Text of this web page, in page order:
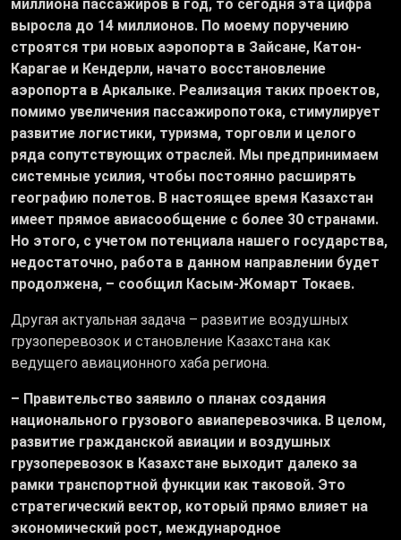
миллиона пассажиров в год, то сегодня эта цифра
выросла до 14 миллионов. По моему поручению
строятся три новых аэропорта в Зайсане, Катон-
Карагае и Кендерли, начато восстановление
аэропорта в Аркалыке. Реализация таких проектов,
помимо увеличения пассажиропотока, стимулирует
развитие логистики, туризма, торговли и целого
ряда сопутствующих отраслей. Мы предпринимаем
системные усилия, чтобы постоянно расширять
географию полетов. В настоящее время Казахстан
имеет прямое авиасообщение c более 30 странами.
Но этого, с учетом потенциала нашего государства,
недостаточно, работа в данном направлении будет
продолжена, – сообщил Касым-Жомарт Токаев.
Другая актуальная задача – развитие воздушных
грузоперевозок и становление Казахстана как
ведущего авиационного хаба региона.
– Правительство заявило о планах создания
национального грузового авиаперевозчика. В целом,
развитие гражданской авиации и воздушных
грузоперевозок в Казахстане выходит далеко за
рамки транспортной функции как таковой. Это
стратегический вектор, который прямо влияет на
экономический рост, международное